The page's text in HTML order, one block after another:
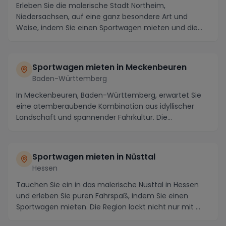
Erleben Sie die malerische Stadt Northeim,
Niedersachsen, auf eine ganz besondere Art und
Weise, indem Sie einen Sportwagen mieten und die
Sportwagen mieten in Meckenbeuren
Baden-Württemberg
In Meckenbeuren, Baden-Württemberg, erwartet Sie
eine atemberaubende Kombination aus idyllischer
Landschaft und spannender Fahrkultur. Die
Sportwagen mieten in Nüsttal
Hessen
Tauchen Sie ein in das malerische Nüsttal in Hessen
und erleben Sie puren Fahrspaß, indem Sie einen
Sportwagen mieten. Die Region lockt nicht nur mit ...